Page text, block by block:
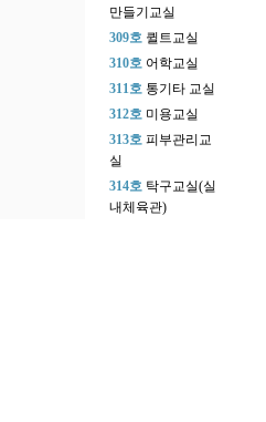
만들기교실
309호 퀼트교실
310호 어학교실
311호 통기타 교실
312호 미용교실
313호 피부관리교
실
314호 탁구교실(실
내체육관)